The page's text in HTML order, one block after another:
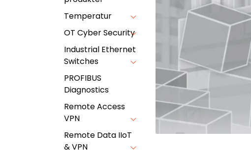
Temperatur
OT Cyber Security
Industrial Ethernet
Switches
PROFIBUS
Diagnostics
Remote Access
VPN
Remote Data IIoT
& VPN